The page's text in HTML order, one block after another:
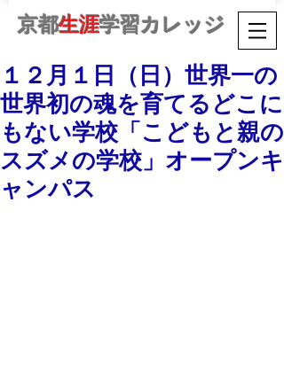
京都生涯学習カレッジ
１２月１日（日）世界一の
世界初の魂を育てるどこに
もない学校「こどもと親の
スズメの学校」オープンキ
ャンパス